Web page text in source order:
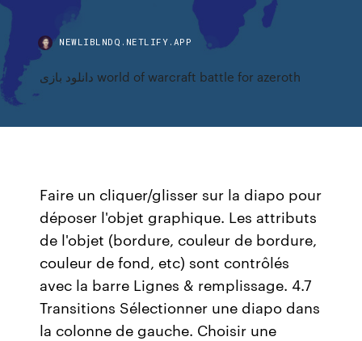
NEWLIBLNDQ.NETLIFY.APP
دانلود بازی world of warcraft battle for azeroth
Faire un cliquer/glisser sur la diapo pour
déposer l'objet graphique. Les attributs
de l'objet (bordure, couleur de bordure,
couleur de fond, etc) sont contrôlés
avec la barre Lignes & remplissage. 4.7
Transitions Sélectionner une diapo dans
la colonne de gauche. Choisir une